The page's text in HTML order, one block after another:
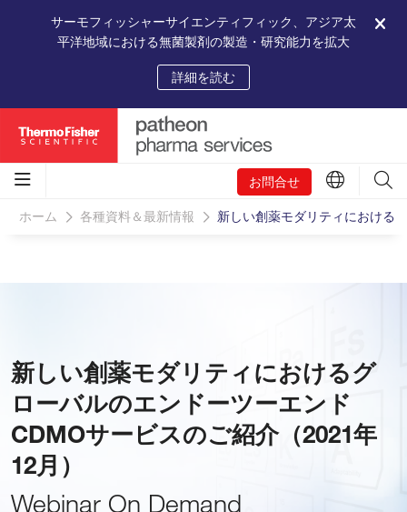
サーモフィッシャーサイエンティフィック、アジア太
平洋地域における無菌製剤の製造・研究能力を拡大
詳細を読む
お問合せ
ホーム 各種資料＆最新情報 新しい創薬モダリティにおける
新しい創薬モダリティにおけるグ
ローバルのエンドーツーエンド
CDMOサービスのご紹介（2021年
12月）
Webinar On Demand